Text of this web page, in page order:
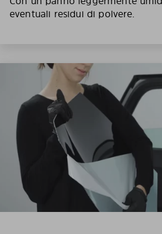
eventuali residui di polvere.